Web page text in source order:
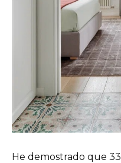
He demostrado que